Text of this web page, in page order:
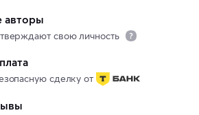
авторы
свою личность
сделку от